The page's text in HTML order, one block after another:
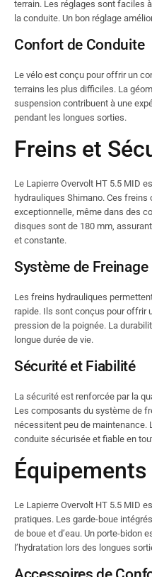
terrain. Les réglages sont faciles
la conduite. Un bon réglage
Confort de Conduite
Le vélo est conçu pour offrir un
terrains les plus difficiles. La
suspension contribuent à une
pendant les longues sorties.
Freins et
Le Lapierre Overvolt HT 5.5 MID
hydrauliques Shimano. Ces
exceptionnelle, même dans des
disques sont de 180 mm,
et constante.
Système de Freinage
Les freins hydrauliques
rapide. Ils sont conçus pour offrir
pression de la poignée. La
longue durée de vie.
Sécurité et Fiabilité
La sécurité est renforcée par la
Les composants du système de
nécessitent peu de maintenance.
conduite sécurisée et fiable en
Le Lapierre Overvolt HT 5.5 MID
pratiques. Les garde-boue
de boue et d’eau. Un porte-bidon
l’hydratation lors des longues